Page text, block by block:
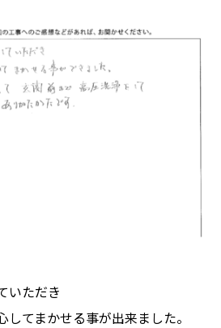
いただき
てまかせる事が出来ました。